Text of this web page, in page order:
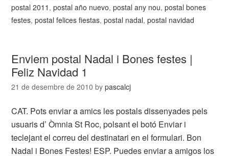
postal 2011 ,postal año nuevo,postal any nou,postal bones
festes,postal felices fiestas,postal nadal,postal navidad
Enviem postal Nadal i Bones festes |
Feliz Navidad 1
21 de desembre de 2010 bypascalcj
CAT. Pots enviar a amics les postals dissenyades pels
usuaris d’ Òmnia St Roc, polsant el botó Enviar i
teclejant el correu del destinatari en el formulari. Bon
Nadal i Bones Festes! ESP. Puedes enviar a amigos los